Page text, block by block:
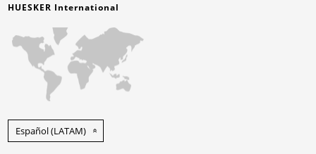
HUESKER International
Español (LATAM)